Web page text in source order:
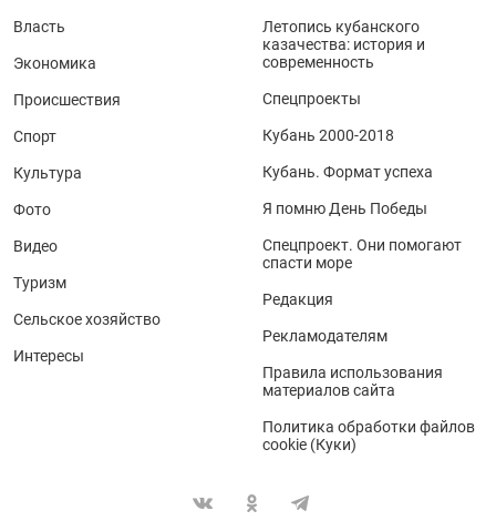
Власть
Экономика
Происшествия
Спорт
Культура
Фото
Видео
Туризм
Сельское хозяйство
Интересы
Летопись кубанского
казачества: история и
современность
Спецпроекты
Кубань 2000-2018
Кубань. Формат успеха
Я помню День Победы
Спецпроект. Они помогают
спасти море
Редакция
Рекламодателям
Правила использования
материалов сайта
Политика обработки файлов
cookie (Куки)